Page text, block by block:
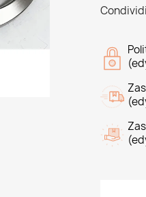
Condividi